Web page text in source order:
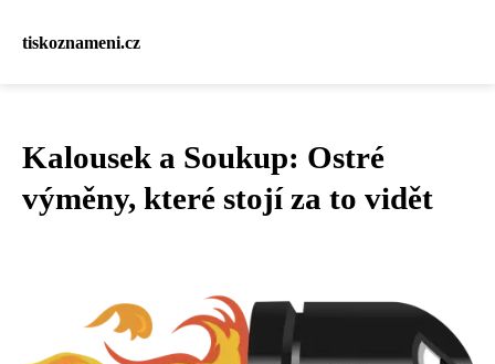
tiskoznameni.cz
Kalousek a Soukup: Ostré
výměny, které stojí za to vidět